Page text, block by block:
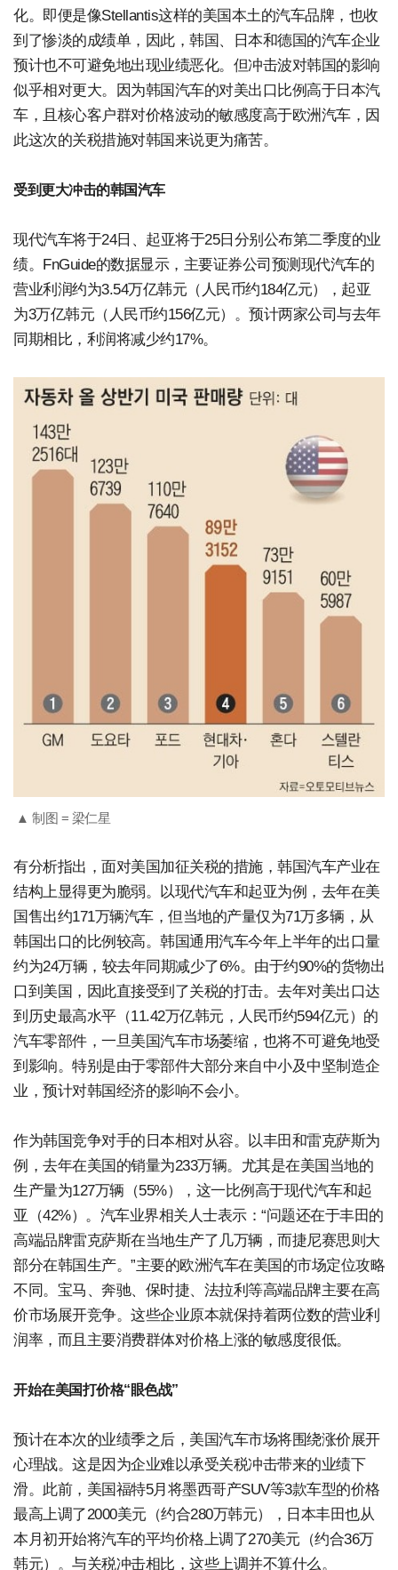
化。即便是像Stellantis这样的美国本土的汽车品牌，也收
到了惨淡的成绩单，因此，韩国、日本和德国的汽车企业
预计也不可避免地出现业绩恶化。但冲击波对韩国的影响
似乎相对更大。因为韩国汽车的对美出口比例高于日本汽
车，且核心客户群对价格波动的敏感度高于欧洲汽车，因
此这次的关税措施对韩国来说更为痛苦。
受到更大冲击的韩国汽车
现代汽车将于24日、起亚将于25日分别公布第二季度的业
绩。FnGuide的数据显示，主要证券公司预测现代汽车的
营业利润约为3.54万亿韩元（人民币约184亿元），起亚
为3万亿韩元（人民币约156亿元）。预计两家公司与去年
同期相比，利润将减少约17%。
▲ 制图 = 梁仁星
有分析指出，面对美国加征关税的措施，韩国汽车产业在
结构上显得更为脆弱。以现代汽车和起亚为例，去年在美
国售出约171万辆汽车，但当地的产量仅为71万多辆，从
韩国出口的比例较高。韩国通用汽车今年上半年的出口量
约为24万辆，较去年同期减少了6%。由于约90%的货物出
口到美国，因此直接受到了关税的打击。去年对美出口达
到历史最高水平（11.42万亿韩元，人民币约594亿元）的
汽车零部件，一旦美国汽车市场萎缩，也将不可避免地受
到影响。特别是由于零部件大部分来自中小及中坚制造企
业，预计对韩国经济的影响不会小。
作为韩国竞争对手的日本相对从容。以丰田和雷克萨斯为
例，去年在美国的销量为233万辆。尤其是在美国当地的
生产量为127万辆（55%），这一比例高于现代汽车和起
亚（42%）。汽车业界相关人士表示：“问题还在于丰田的
高端品牌雷克萨斯在当地生产了几万辆，而捷尼赛思则大
部分在韩国生产。”主要的欧洲汽车在美国的市场定位攻略
不同。宝马、奔驰、保时捷、法拉利等高端品牌主要在高
价市场展开竞争。这些企业原本就保持着两位数的营业利
润率，而且主要消费群体对价格上涨的敏感度很低。
开始在美国打价格“眼色战”
预计在本次的业绩季之后，美国汽车市场将围绕涨价展开
心理战。这是因为企业难以承受关税冲击带来的业绩下
滑。此前，美国福特5月将墨西哥产SUV等3款车型的价格
最高上调了2000美元（约合280万韩元），日本丰田也从
本月初开始将汽车的平均价格上调了270美元（约合36万
韩元）。与关税冲击相比，这些上调并不算什么。